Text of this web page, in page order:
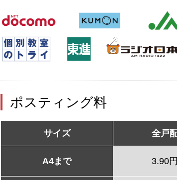
ポスティング料
サイズ 全戸
A4まで 3.90